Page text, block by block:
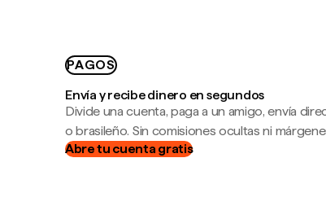
PAGOS
Envía y recibe dinero en segundos
Divide una cuenta, paga a un amigo, envía
o brasileño. Sin comisiones ocultas ni
Abre tu cuenta gratis